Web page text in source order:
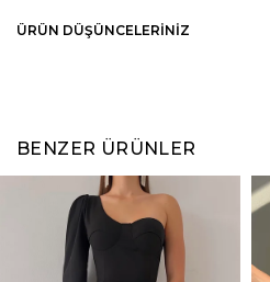
ÜRÜN DÜŞÜNCELERINIZ
BENZER ÜRÜNLER